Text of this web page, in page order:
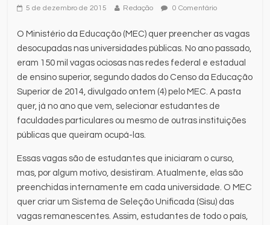
5 de dezembro de 2015 Redação 0 Comentário
O Ministério da Educação (MEC) quer preencher as vagas
desocupadas nas universidades públicas. No ano passado,
eram 150 mil vagas ociosas nas redes federal e estadual
de ensino superior, segundo dados do Censo da Educação
Superior de 2014, divulgado ontem (4) pelo MEC. A pasta
quer, já no ano que vem, selecionar estudantes de
faculdades particulares ou mesmo de outras instituições
públicas que queiram ocupá-las.
Essas vagas são de estudantes que iniciaram o curso,
mas, por algum motivo, desistiram. Atualmente, elas são
preenchidas internamente em cada universidade. O MEC
quer criar um Sistema de Seleção Unificada (Sisu) das
vagas remanescentes. Assim, estudantes de todo o país,